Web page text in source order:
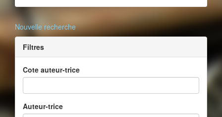
Nouvelle recherche
Filtres
Cote auteur-trice
Auteur-trice